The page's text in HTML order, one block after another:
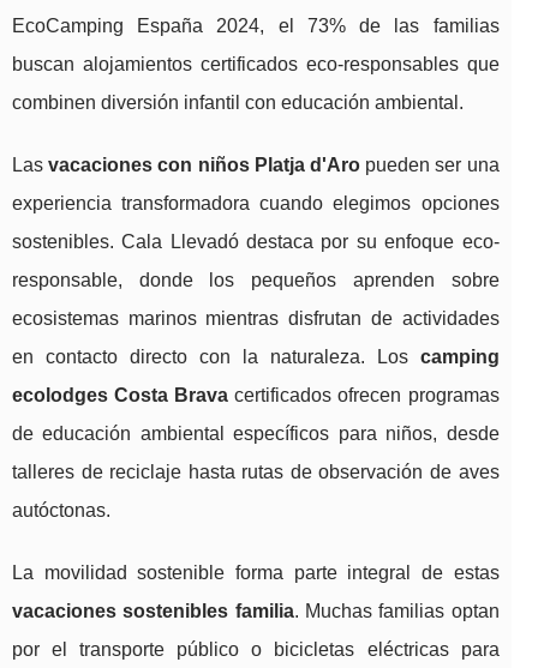
EcoCamping España 2024, el 73% de las familias
buscan alojamientos certificados eco-responsables que
combinen diversión infantil con educación ambiental.
Lasvacaciones con niños Platja d'Aro pueden ser una
experiencia transformadora cuando elegimos opciones
sostenibles. Cala Llevadó destaca por su enfoque eco-
responsable, donde los pequeños aprenden sobre
ecosistemas marinos mientras disfrutan de actividades
en contacto directo con la naturaleza. Los camping
ecolodges Costa Brava certificados ofrecen programas
de educación ambiental específicos para niños, desde
talleres de reciclaje hasta rutas de observación de aves
autóctonas.
La movilidad sostenible forma parte integral de estas
vacaciones sostenibles familia. Muchas familias optan
por el transporte público o bicicletas eléctricas para